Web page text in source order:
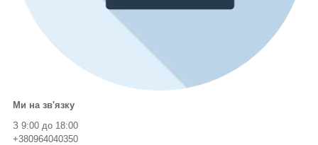
Ми на зв'язку
З 9:00 до 18:00
+380964040350